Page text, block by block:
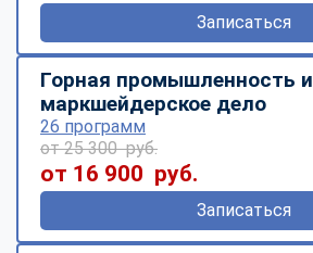
Записаться
Горная промышленность и
маркшейдерское дело
26 программ
от 25 300 руб.
от 16 900 руб.
Записаться